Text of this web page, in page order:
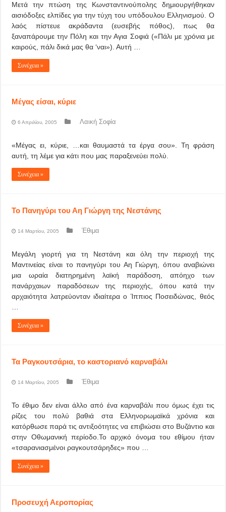
Μετά την πτώση της Κωνσταντινούπολης δημιουργήθηκαν
αισιόδοξες ελπίδες για την τύχη του υπόδουλου Ελληνισμού. Ο
λαός πίστευε ακράδαντα (ευσεβής πόθος), πως θα
ξαναπάρουμε την Πόλη και την Αγια Σοφιά («Πάλι με χρόνια με
καιρούς, πάλι δικά μας θα ‘ναι»). Αυτή …
Συνέχεια »
Μέγας είσαι, κύριε
6 Απριλίου, 2005 Λαική Σοφία
«Μέγας ει, κύριε, …και θαυμαστά τα έργα σου». Τη φράση
αυτή, τη λέμε για κάτι που μας παραξενεύει πολύ.
Συνέχεια »
Το Πανηγύρι του Αη Γιώργη της Νεστάνης
14 Μαρτίου, 2005 Έθιμα
Μεγάλη γιορτή για τη Νεστάνη και όλη την περιοχή της
Μαντινείας είναι το πανηγύρι του Αη Γιώργη, όπου αναβιώνει
μια ωραία διατηρημένη λαϊκή παράδοση, απόηχο των
πανάρχαιων παραδόσεων της περιοχής, όπου κατά την
αρχαιότητα λατρεύονταν ιδιαίτερα ο Ίππιος Ποσειδώνας, θεός
Συνέχεια »
Τα Ραγκουτσάρια, το καστοριανό καρναβάλι
14 Μαρτίου, 2005 Έθιμα
Το έθιμο δεν είναι άλλο από ένα καρναβάλι που όμως έχει τις
ρίζες του πολύ βαθιά στα Ελληνορωμαϊκά χρόνια και
κατόρθωσε παρά τις αντιξοότητες να επιβιώσει στο Βυζάντιο και
στην Οθωμανική περίοδο.Το αρχικό όνομα του εθίμου ήταν
«τσαρανιασμένοι ραγκουτσάρηδες» που …
Συνέχεια »
Προσευχή Αεροπορίας